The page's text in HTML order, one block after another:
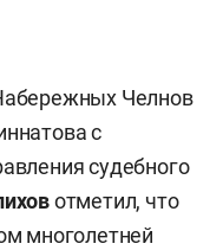
Челнов
с
судебного
отметил, что
многолетней